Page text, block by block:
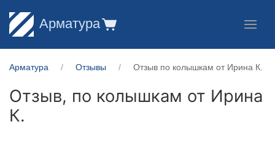
Арматура
Арматура Отзывы Отзыв по колышкам от Ирина К.
Отзыв, по колышкам от Ирина
К.